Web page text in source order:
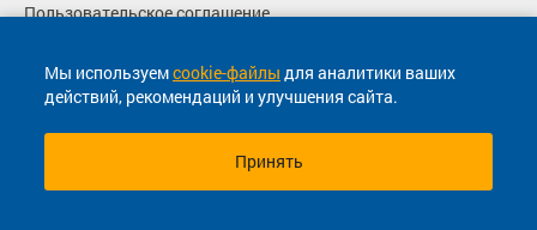
Мы используемcookie-файлы для аналитики ваших
действий, рекомендаций и улучшения сайта.
Принять
Пользовательское соглашение
Политика конфиденциальности
Согласие на маркетинговые сообщения
© 2013-2026, ООО "Капитал"- Онлайн сервис продажи